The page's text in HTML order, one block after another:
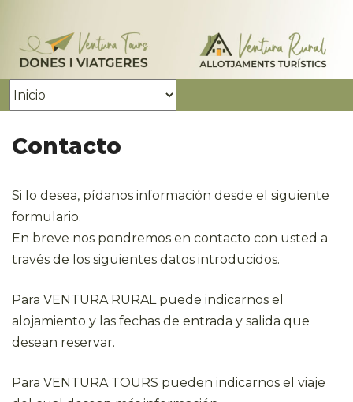
Contacto
Si lo desea, pídanos información desde el siguiente
formulario.
En breve nos pondremos en contacto con usted a
través de los siguientes datos introducidos.
Para VENTURA RURAL puede indicarnos el
alojamiento y las fechas de entrada y salida que
desean reservar.
Para VENTURA TOURS pueden indicarnos el viaje